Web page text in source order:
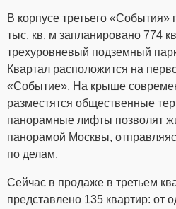
В корпусе третьего
тыс. кв. м запланировано 774
трехуровневый подземный
Квартал расположится на
«Событие». На крыше
разместятся общественные
панорамные лифты позволят
панорамой Москвы,
по делам.
Сейчас в продаже в третьем
представлено 135 квартир: от